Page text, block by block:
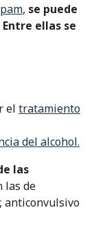
, se puede
ellas se
el tratamiento
del alcohol.
las
las de
anticonvulsivo